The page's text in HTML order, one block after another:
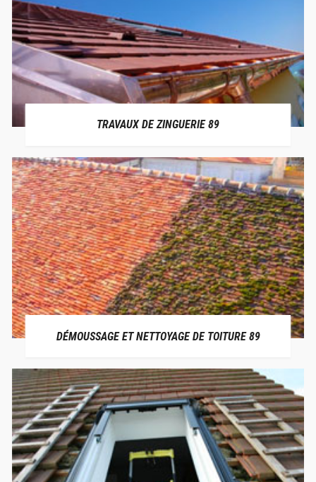
TRAVAUX DE ZINGUERIE 89
DÉMOUSSAGE ET NETTOYAGE DE TOITURE 89